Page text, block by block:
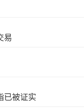
易
已被证实